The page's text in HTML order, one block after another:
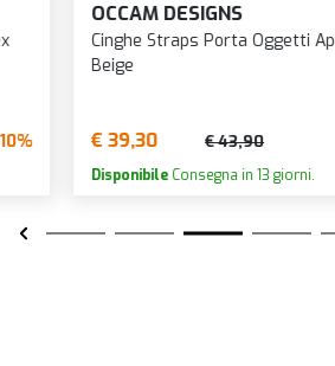
OCCAM DESIGNS
Cinghe Straps Porta Oggetti Apex
€ 39,30 € 43,90 -10%
Consegna in 13 giorni.